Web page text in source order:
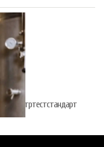
Укрметртестстандарт